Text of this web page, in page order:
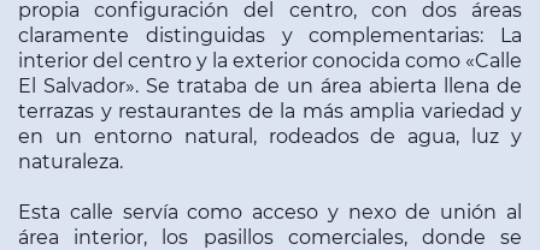
propia configuración del centro, con dos áreas
claramente distinguidas y complementarias: La
interior del centro y la exterior conocida como «Calle
El Salvador». Se trataba de un área abierta llena de
terrazas y restaurantes de la más amplia variedad y
en un entorno natural, rodeados de agua, luz y
naturaleza.
Esta calle servía como acceso y nexo de unión al
área interior, los pasillos comerciales, donde se